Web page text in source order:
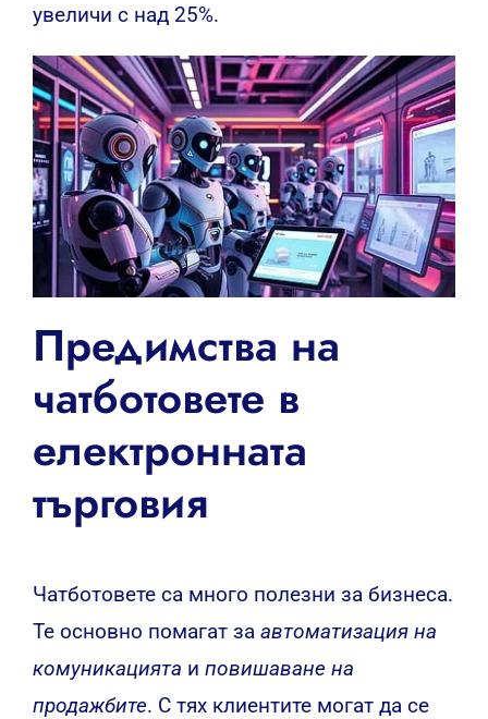
увеличи с над 25%.
Предимства на
чатботовете в
електронната
търговия
Чатботовете са много полезни за бизнеса.
Те основно помагат за автоматизация на
комуникацията и повишаване на
продажбите. С тях клиентите могат да се